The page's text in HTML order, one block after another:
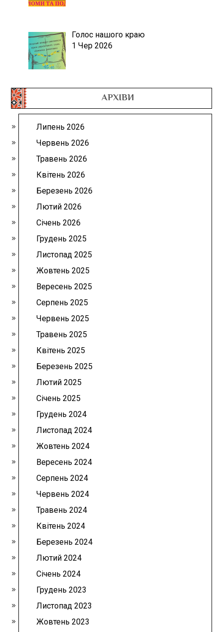
Голос нашого краю
1 Чер 2026
АРХІВИ
Липень 2026
Червень 2026
Травень 2026
Квітень 2026
Березень 2026
Лютий 2026
Січень 2026
Грудень 2025
Листопад 2025
Жовтень 2025
Вересень 2025
Серпень 2025
Червень 2025
Травень 2025
Квітень 2025
Березень 2025
Лютий 2025
Січень 2025
Грудень 2024
Листопад 2024
Жовтень 2024
Вересень 2024
Серпень 2024
Червень 2024
Травень 2024
Квітень 2024
Березень 2024
Лютий 2024
Січень 2024
Грудень 2023
Листопад 2023
Жовтень 2023